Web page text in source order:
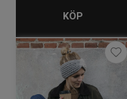
KÖP